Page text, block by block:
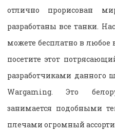
отлично прорисован
разработаны все танки.
можете бесплатно в
посетите этот
разработчиками данного
Wargaming. Это
занимается подобными
плечами огромный